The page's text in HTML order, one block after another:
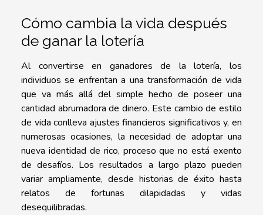
Cómo cambia la vida después
de ganar la lotería
Al convertirse en ganadores de la lotería, los
individuos se enfrentan a una transformación de vida
que va más allá del simple hecho de poseer una
cantidad abrumadora de dinero. Este cambio de estilo
de vida conlleva ajustes financieros significativos y, en
numerosas ocasiones, la necesidad de adoptar una
nueva identidad de rico, proceso que no está exento
de desafíos. Los resultados a largo plazo pueden
variar ampliamente, desde historias de éxito hasta
relatos de fortunas dilapidadas y vidas
desequilibradas.